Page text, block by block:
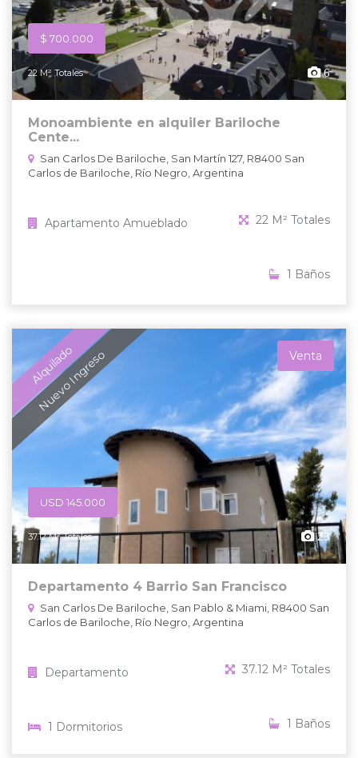
$ 700.000
22 M² Totales 6
Monoambiente en alquiler Bariloche
Cente...
San Carlos De Bariloche, San Martín 127, R8400 San
Carlos de Bariloche, Río Negro, Argentina
Apartamento Amueblado 22 M² Totales
1 Baños
Alquilado
Nuevo Ingreso Venta
USD 145.000
37.12 M² Totales 23
Departamento 4 Barrio San Francisco
San Carlos De Bariloche, San Pablo & Miami, R8400 San
Carlos de Bariloche, Río Negro, Argentina
Departamento 37.12 M² Totales
1 Dormitorios 1 Baños